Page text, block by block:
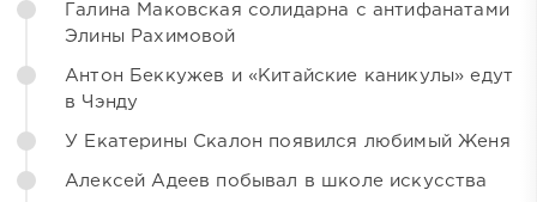
Галина Маковская солидарна с антифанатами
Элины Рахимовой
Антон Беккужев и «Китайские каникулы» едут
в Чэнду
У Екатерины Скалон появился любимый Женя
Алексей Адеев побывал в школе искусства